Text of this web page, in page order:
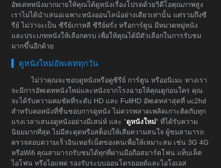
อัพเดทหนังมากมายให้คุณได้ดูหนังเรื่องโปรดด้วยวิดีโอคุณภาพสูง
เราไม่ได้นำเสนอเฉพาะหนังออนไลน์อย่างเดียวเท่านั้น แต่รวมถึงซี
รีย์ ไม่ว่าจะเป็น ซีรีย์เกาหลี ซีรีย์ฝรั่ง หรือการ์ตูน มีหมวดหมู่หนัง
และประเภทหนังให้เลือกครบ เพื่อให้คุณได้มีตัวเลือกในการรับชม
มากขึ้นอีกด้วย
ดูหนังใหม่อัพเดททุกวัน
ไม่ว่าคุณจะชอบดูหนังหรือดูซีรีย์ การ์ตูน หรืออนิเมะ ทางเรา
จะมีการอัพเดทหนังใหม่และหนังจากโรงฉายให้คุณดูก่อนใคร คุณ
จะได้รับความคมชัดที่ระดับ HD และ FullHD อัพเดทล่าสุดที่ uc2hd
สำหรับคอหนังที่ชื่นชอบการดูหนัง ไม่ควรพลาดเพลิดเกาะติดกับทุก
แรงเวลาเสนอดูหนังอย่างมีเสน่ห์ และ "ดูหนังใหม่" ที่ได้รับความ
นิยมมากที่สุด ไม่มีสะดุดหรือสต็อปให้เสียความสนใจ ผู้ชมสามารถ
ตรวจสอบความเร็วอินเทอร์เน็ตของตนเพื่อให้เหมาะสม เช่น 3G 4G
หรือWifi คุณสามารถรับชมได้ทุกที่ผ่านมือถือสมาร์ตโฟน แท็บเล็ต
ไอโฟน หรือไอแพด รองรับระบบออนโดรยอยด์และไอโอเอส